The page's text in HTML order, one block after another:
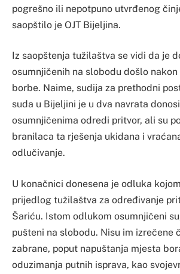
pogrešno ili nepotpuno utvrđenog
saopštilo je OJT Bijeljina.
Iz saopštenja tužilaštva se vidi da je
osumnjičenih na slobodu došlo
borbe. Naime, sudija za prethodni
suda u Bijeljini je u dva navrata
osumnjičenima odredi pritvor, ali su
branilaca ta rješenja ukidana i
odlučivanje.
U konačnici donesena je odluka
prijedlog tužilaštva za određivanje
Šariću. Istom odlukom osumnjičeni
pušteni na slobodu. Nisu im izrečene
zabrane, poput napuštanja mjesta
oduzimanja putnih isprava, kao